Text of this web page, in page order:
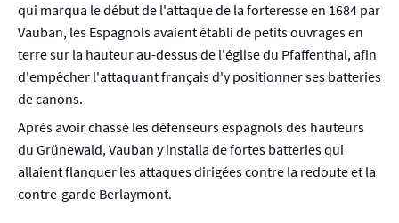
qui marqua le début de l'attaque de la forteresse en 1684 par
Vauban, les Espagnols avaient établi de petits ouvrages en
terre sur la hauteur au-dessus de l'église du Pfaffenthal, afin
d'empêcher l'attaquant français d'y positionner ses batteries
de canons.
Après avoir chassé les défenseurs espagnols des hauteurs
du Grünewald, Vauban y installa de fortes batteries qui
allaient flanquer les attaques dirigées contre la redoute et la
contre-garde Berlaymont.